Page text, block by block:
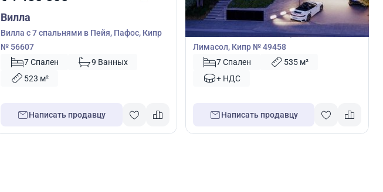
Вилла
Вилла с 7 спальнями в Пейя, Пафос, Кипр
№ 56607
7 Спален
9 Ванных
523 м²
Написать продавцу
Вилла
Вилла с 7 спальнями в Мутайяка,
Лимасол, Кипр № 49458
7 Спален
535 м²
+ НДС
Написать продавцу